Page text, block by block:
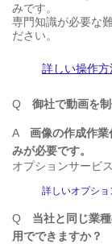
みです。
専門知識が必要な
ださい。
詳しい操作
Q 御社で動画を
A 画像の作成作
みが必要です。
オプションサービ
詳しいオプショ
Q 当社と同じ業
用でできますか？